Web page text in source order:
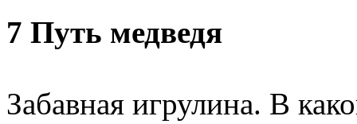
7 Путь медведя
Забавная игрулина. В